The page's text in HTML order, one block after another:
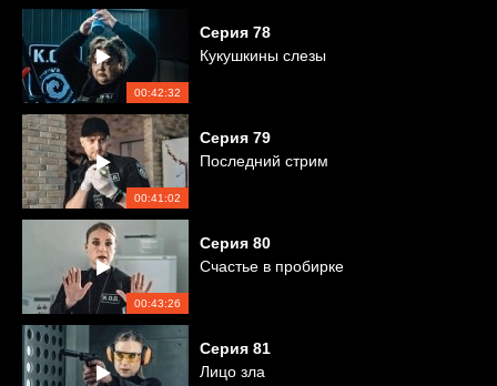
00:42:32
Серия 78
Кукушкины слезы
00:41:02
Серия 79
Последний стрим
00:43:26
Серия 80
Счастье в пробирке
Серия 81
Лицо зла